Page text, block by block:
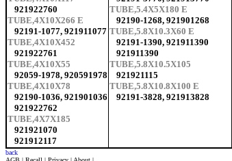
921922760
TUBE,4X10X266 E
92191-1077, 921911077
TUBE,4X10X452
921922761
TUBE,4X10X55
92059-1978, 920591978
TUBE,4X10X78
92190-1036, 921901036
921922762
TUBE,4X7X185
921921070
921912117
TUBE,5.4X5X180 E
92190-1268, 921901268
TUBE,5.8X10.3X60 E
92191-1390, 921911390
921911390
TUBE,5.8X10.5X105
921921115
TUBE,5.8X10.8X100 E
92191-3828, 921913828
back